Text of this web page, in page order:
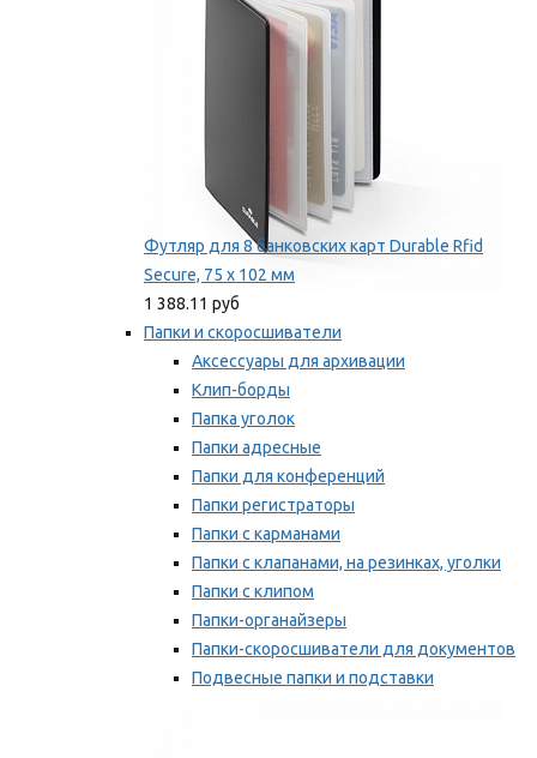
Футляр для 8 банковских карт Durable Rfid
Secure, 75 х 102 мм
1 388.11 руб
Папки и скоросшиватели
Аксессуары для архивации
Клип-борды
Папка уголок
Папки адресные
Папки для конференций
Папки регистраторы
Папки с карманами
Папки с клапанами, на резинках, уголки
Папки с клипом
Папки-органайзеры
Папки-скоросшиватели для документов
Подвесные папки и подставки